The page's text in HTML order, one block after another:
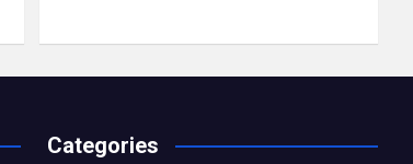
Categories